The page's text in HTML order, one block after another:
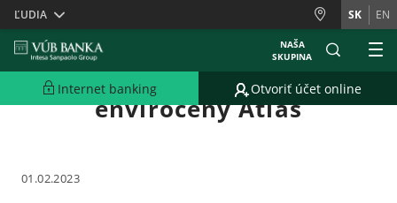
Skiplinks
ĽUDIA SK EN
NAŠA
SKUPINA
Internet banking Otvoriť účet online
Otvára sa tretí ročník
enviroceny Atlas
01.02.2023